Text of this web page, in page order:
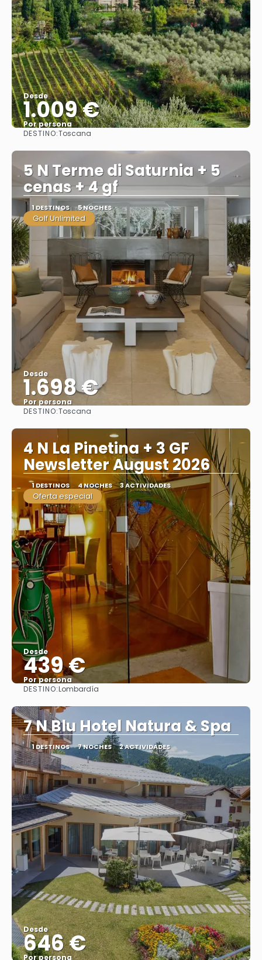
Desde
1.009 €
Por persona
DESTINO:Toscana
5 N Terme di Saturnia + 5
cenas + 4 gf
1 DESTINOS 5 NOCHES
Golf Unlimited
Desde
1.698 €
Por persona
DESTINO:Toscana
4 N La Pinetina + 3 GF
Newsletter August 2026
1 DESTINOS 4 NOCHES 3 ACTIVIDADES
Oferta especial
Desde
439 €
Por persona
DESTINO:Lombardía
7 N Blu Hotel Natura & Spa
1 DESTINOS 7 NOCHES 2 ACTIVIDADES
Desde
646 €
Por persona